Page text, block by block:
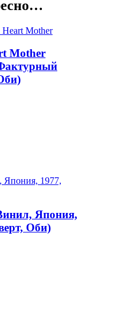
Mother
Япония,
Оби)